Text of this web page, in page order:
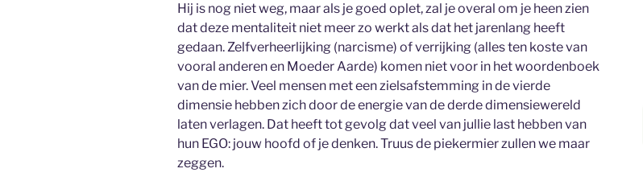
Hij is nog niet weg, maar als je goed oplet, zal je overal om je heen zien
dat deze mentaliteit niet meer zo werkt als dat het jarenlang heeft
gedaan. Zelfverheerlijking (narcisme) of verrijking (alles ten koste van
vooral anderen en Moeder Aarde) komen niet voor in het woordenboek
van de mier. Veel mensen met een zielsafstemming in de vierde
dimensie hebben zich door de energie van de derde dimensiewereld
laten verlagen. Dat heeft tot gevolg dat veel van jullie last hebben van
hun EGO: jouw hoofd of je denken. Truus de piekermier zullen we maar
zeggen.